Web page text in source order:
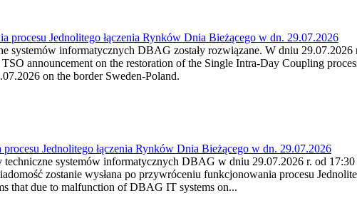
procesu Jednolitego łączenia Rynków Dnia Bieżącego w dn. 29.07.2026
systemów informatycznych DBAG zostały rozwiązane. W dniu
announcement on the restoration of the Single Intra-Day Coupling
on the border Sweden-Poland.
Jednolitego łączenia Rynków Dnia Bieżącego w dn. 29.07.2026
systemów informatycznych DBAG w dniu 29.07.2026 r. od
zostanie wysłana po przywróceniu funkcjonowania procesu
that due to malfunction of DBAG IT systems on...